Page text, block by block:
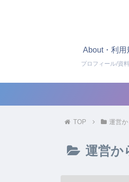
About・利用
プロフィール/資
TOP 運営
運営か